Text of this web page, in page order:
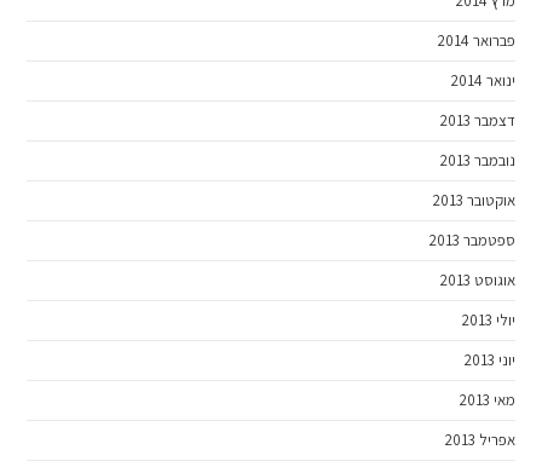
פברואר 2014
ינואר 2014
דצמבר 2013
נובמבר 2013
אוקטובר 2013
ספטמבר 2013
אוגוסט 2013
יולי 2013
יוני 2013
מאי 2013
אפריל 2013